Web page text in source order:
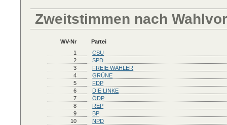
Zweitstimmen nach
WV-Nr
Partei
1
CSU
2
SPD
3
FREIE WÄHLER
4
GRÜNE
5
FDP
6
DIE LINKE
7
ÖDP
8
REP
9
BP
10
NPD